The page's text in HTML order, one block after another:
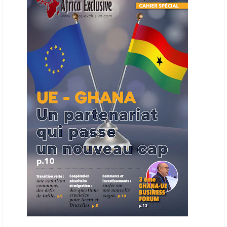
entreprises du continent dans les marchés du secteur énergétique.
Cet outil permettra de recenser les entreprises africaines opérant dans
la chaîne de valeur énergétique et de publier des appels d’offres
ouverts en priorité aux sociétés du continent. Le projet est en phase
finale de développement et devrait aboutir, d’ici fin 2026 ou début
2027, à un bulletin africain des appels d’offres dans le secteur de
l’énergie.
06/06/26 AFRICA FINANCE CORPORATION
Cette semaine, Africa Finance Corporation (AFC) a annoncé avoir
bouclé un prêt syndiqué de 2 milliards de dollars, la plus importante
levée de son histoire. Initialement calibrée à 1,6 milliard, l'opération a
été relevée de 400 millions face à l'afflux des souscriptions de
banques internationales. Plus du tiers des fonds proviennent
d'institutions financières asiatiques, à parts égales avec l'Europe.
L'Asie-Pacifique et l'Europe pèsent chacune 35 % du tour de table,
devant le Moyen-Orient (25 %) et l'Afrique (5 %), selon le communiqué
de l'institution panafricaine, qui compte 48 pays membres.
ECHANGES AFRIQUE - UE